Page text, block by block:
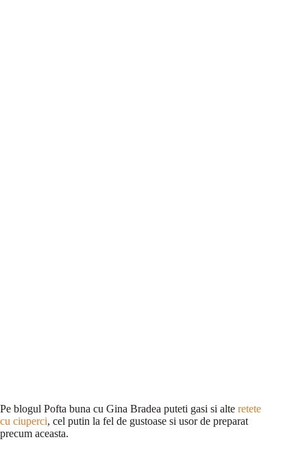
Pe blogul Pofta buna cu Gina Bradea puteti gasi si alte retete
cu ciuperci, cel putin la fel de gustoase si usor de preparat
precum aceasta.